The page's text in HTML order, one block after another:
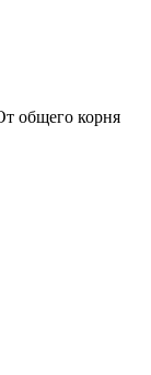
общего корня